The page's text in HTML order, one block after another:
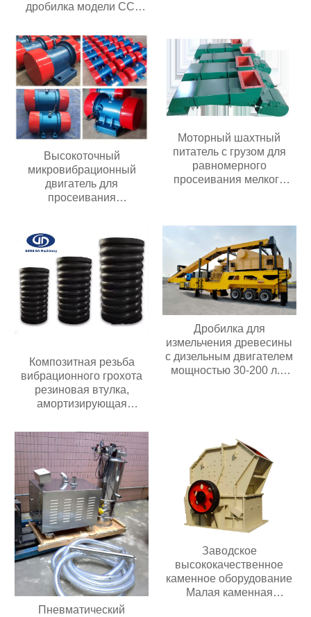
дробилка модели CC,
подходит для всех видов
дробилок для
переработки руды
Высокоточный
микровибрационный
двигатель для
просеивания
Моторный шахтный
питатель с грузом для
равномерного
просеивания мелкого
Композитная резьба
вибрационного грохота
резиновая втулка,
амортизирующая
Дробилка для
измельчения древесины
с дизельным двигателем
мощностью 30-200 л.с.
Пневматический
Заводское
высококачественное
каменное оборудование
Малая каменная